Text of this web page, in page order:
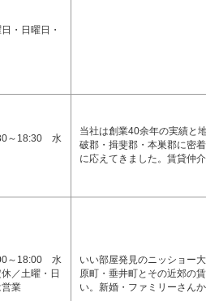
・日曜日・
～18:30 水
当社は創業40余年の実績と
破郡・揖斐郡・本巣郡に密
に応えてきました。賃貸仲
～18:00 水
／土曜・日
業
いい部屋発見のニッショー
原町・垂井町とその近郊の
い。新婚・ファミリーさん